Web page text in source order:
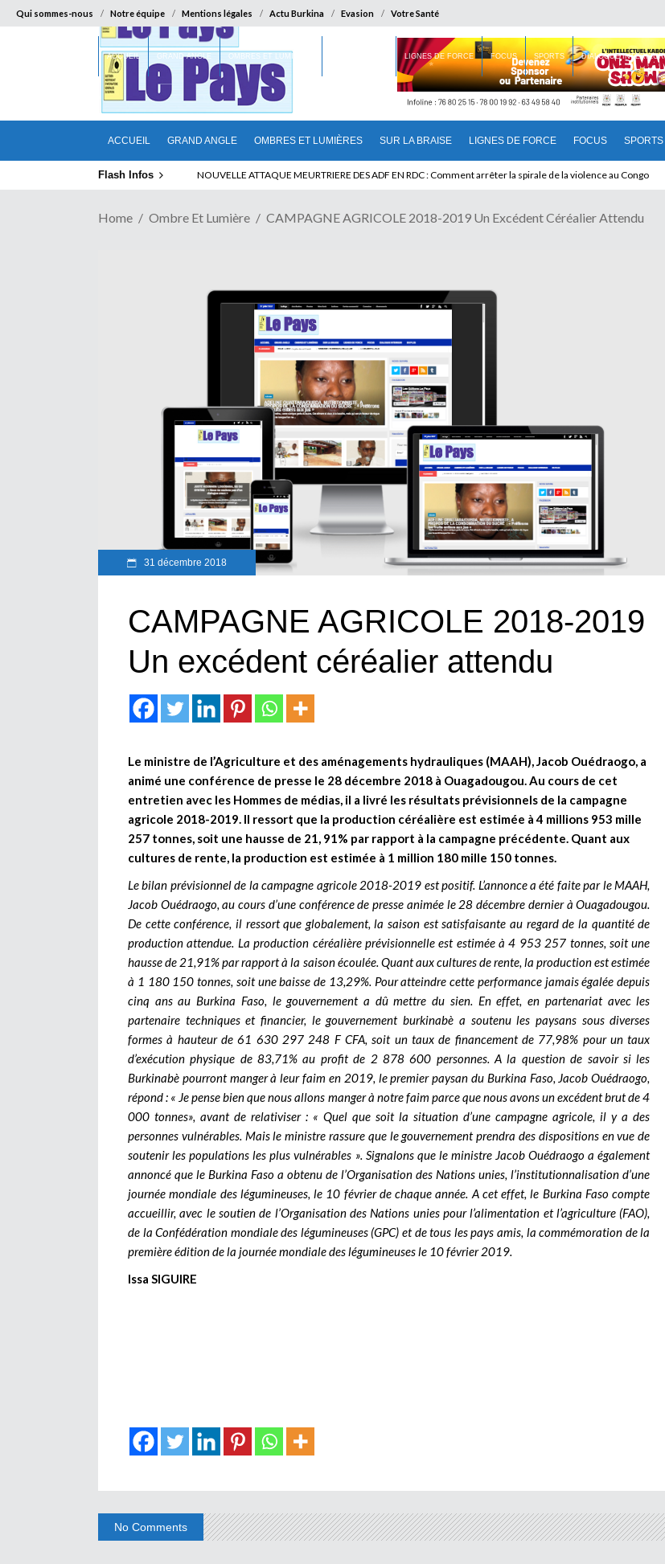
Qui sommes-nous Notre équipe Mentions légales Actu Burkina Evasion Votre Santé
ACCUEIL GRAND ANGLE OMBRES ET LUMIÈRES SUR LA BRAISE LIGNES DE FORCE FOCUS SPORTS
ACCUEIL GRAND ANGLE OMBRES ET LUMIÈRES LIGNES DE FORCE FOCUS SPORTS DIALOGUE INTERIEUR
Flash Infos LA CITE SANS VERTU
Home Ombre Et Lumière CAMPAGNE AGRICOLE 2018-2019 Un Excédent Céréalier Attendu
31 décembre 2018
CAMPAGNE AGRICOLE 2018-2019
Un excédent céréalier attendu
Le ministre de l’Agriculture et des aménagements hydrauliques (MAAH), Jacob Ouédraogo, a
animé une conférence de presse le 28 décembre 2018 à Ouagadougou. Au cours de cet
entretien avec les Hommes de médias, il a livré les résultats prévisionnels de la campagne
agricole 2018-2019. Il ressort que la production céréalière est estimée à 4 millions 953 mille
257 tonnes, soit une hausse de 21, 91% par rapport à la campagne précédente. Quant aux
cultures de rente, la production est estimée à 1 million 180 mille 150 tonnes.
Le bilan prévisionnel de la campagne agricole 2018-2019 est positif. L’annonce a été faite par le MAAH,
Jacob Ouédraogo, au cours d’une conférence de presse animée le 28 décembre dernier à Ouagadougou.
De cette conférence, il ressort que globalement, la saison est satisfaisante au regard de la quantité de
production attendue. La production céréalière prévisionnelle est estimée à 4 953 257 tonnes, soit une
hausse de 21,91% par rapport à la saison écoulée. Quant aux cultures de rente, la production est estimée
à 1 180 150 tonnes, soit une baisse de 13,29%. Pour atteindre cette performance jamais égalée depuis
cinq ans au Burkina Faso, le gouvernement a dû mettre du sien. En effet, en partenariat avec les
partenaire techniques et financier, le gouvernement burkinabè a soutenu les paysans sous diverses
formes à hauteur de 61 630 297 248 F CFA, soit un taux de financement de 77,98% pour un taux
d’exécution physique de 83,71% au profit de 2 878 600 personnes. A la question de savoir si les
Burkinabè pourront manger à leur faim en 2019, le premier paysan du Burkina Faso, Jacob Ouédraogo,
répond : « Je pense bien que nous allons manger à notre faim parce que nous avons un excédent brut de 4
000 tonnes», avant de relativiser : « Quel que soit la situation d’une campagne agricole, il y a des
personnes vulnérables. Mais le ministre rassure que le gouvernement prendra des dispositions en vue de
soutenir les populations les plus vulnérables ». Signalons que le ministre Jacob Ouédraogo a également
annoncé que le Burkina Faso a obtenu de l’Organisation des Nations unies, l’institutionnalisation d’une
journée mondiale des légumineuses, le 10 février de chaque année. A cet effet, le Burkina Faso compte
accueillir, avec le soutien de l’Organisation des Nations unies pour l’alimentation et l’agriculture (FAO),
de la Confédération mondiale des légumineuses (GPC) et de tous les pays amis, la commémoration de la
première édition de la journée mondiale des légumineuses le 10 février 2019.
Issa SIGUIRE
No Comments